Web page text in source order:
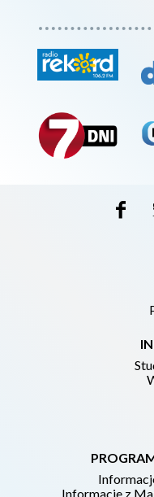
Informacje z